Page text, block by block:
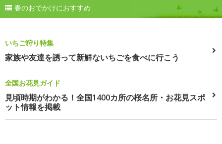
春のおでかけにおすすめ
いちご狩り特集
家族や友達を誘って新鮮ないちごを食べに行こう
全国お花見ガイド
見頃時期がわかる！全国1400カ所の桜名所・お花見スポ
ット情報を掲載